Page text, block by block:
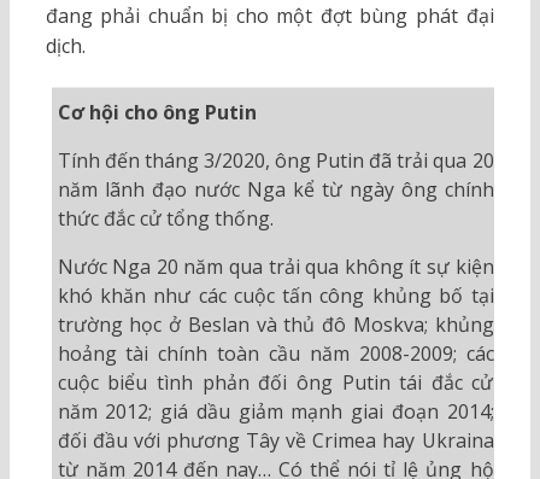
đang phải chuẩn bị cho một đợt bùng phát đại
dịch.
Cơ hội cho ông Putin
Tính đến tháng 3/2020, ông Putin đã trải qua 20
năm lãnh đạo nước Nga kể từ ngày ông chính
thức đắc cử tổng thống.
Nước Nga 20 năm qua trải qua không ít sự kiện
khó khăn như các cuộc tấn công khủng bố tại
trường học ở Beslan và thủ đô Moskva; khủng
hoảng tài chính toàn cầu năm 2008-2009; các
cuộc biểu tình phản đối ông Putin tái đắc cử
năm 2012; giá dầu giảm mạnh giai đoạn 2014;
đối đầu với phương Tây về Crimea hay Ukraina
từ năm 2014 đến nay… Có thể nói tỉ lệ ủng hộ